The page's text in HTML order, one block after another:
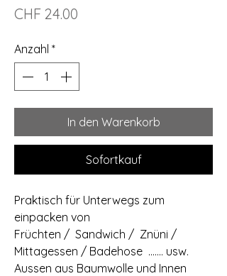
CHF 24.00
Anzahl *
In den Warenkorb
Sofortkauf
Praktisch für Unterwegs zum
einpacken von
Früchten / Sandwich / Znüni /
Mittagessen / Badehose ....... usw.
Aussen aus Baumwolle und Innen